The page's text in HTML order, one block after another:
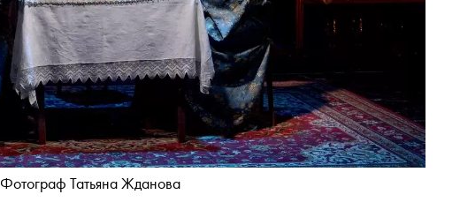
Фотограф Татьяна Жданова